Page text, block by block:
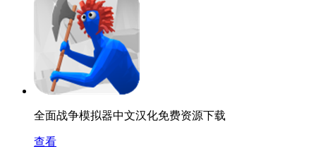
全面战争模拟器中文汉化免费资源下载
查看